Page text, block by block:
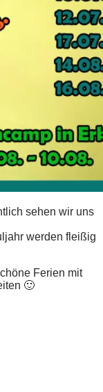
sehen wir uns
werden fleißig
Ferien mit
🙂